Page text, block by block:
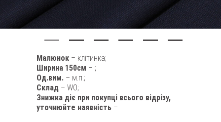
Малюнок – клітинка;
Ширина 150см – ;
Од.вим. – м.п.;
Склад – WO;
Знижка діє при покупці всього відрізу,
уточнюйте наявність –